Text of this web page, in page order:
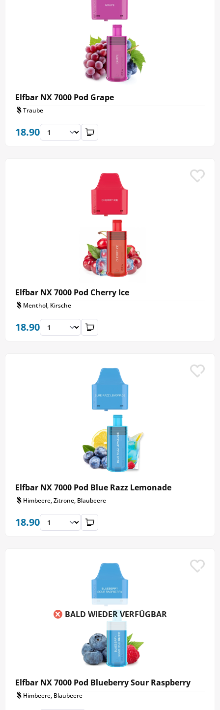
Elfbar NX 7000 Pod Grape
Traube
18.90
Elfbar NX 7000 Pod Cherry Ice
Menthol, Kirsche
18.90
Elfbar NX 7000 Pod Blue Razz Lemonade
Himbeere, Zitrone, Blaubeere
18.90
BALD WIEDER VERFÜGBAR
Elfbar NX 7000 Pod Blueberry Sour Raspberry
Himbeere, Blaubeere